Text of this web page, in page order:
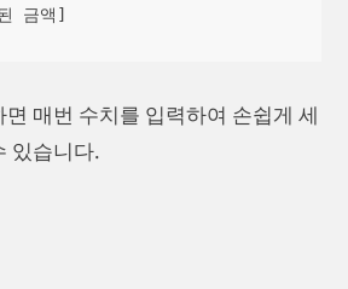
매번 수치를 입력하여 손쉽게 세
있습니다.